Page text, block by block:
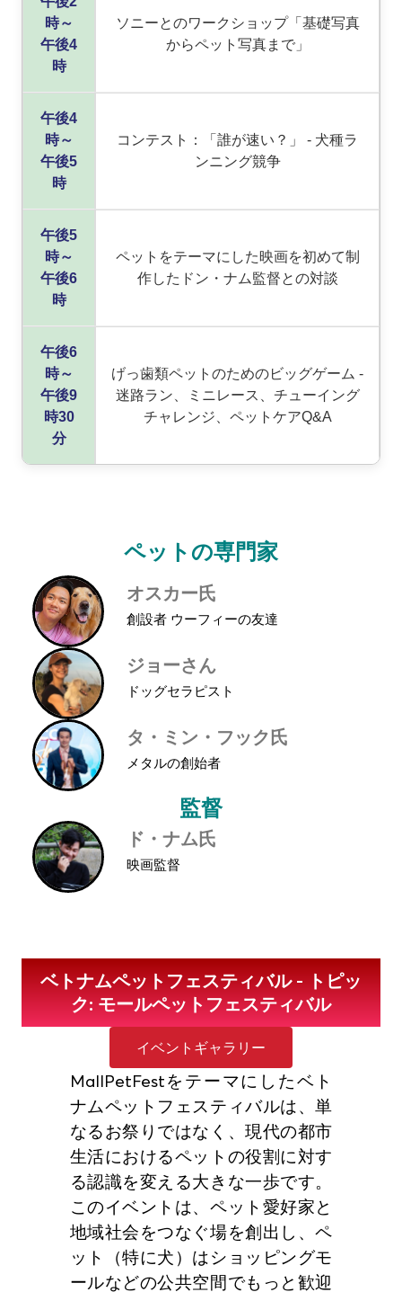
時～
午後4
時
ソニーとのワークショップ「基礎写真
からペット写真まで」
午後4
時～
午後5
時
コンテスト：「誰が速い？」 - 犬種ラ
ンニング競争
午後5
時～
午後6
時
ペットをテーマにした映画を初めて制
作したドン・ナム監督との対談
午後6
時～
午後9
時30
分
げっ歯類ペットのためのビッグゲーム -
迷路ラン、ミニレース、チューイング
チャレンジ、ペットケアQ&A
ペットの専門家
オスカー氏
創設者 ウーフィーの友達
ジョーさん
ドッグセラピスト
タ・ミン・フック氏
メタルの創始者
監督
ド・ナム氏
映画監督
ベトナムペットフェスティバル - トピッ
ク: モールペットフェスティバル
イベントギャラリー
MallPetFestをテーマにしたベト
ナムペットフェスティバルは、単
なるお祭りではなく、現代の都市
生活におけるペットの役割に対す
る認識を変える大きな一歩です。
このイベントは、ペット愛好家と
地域社会をつなぐ場を創出し、ペ
ット（特に犬）はショッピングモ
ールなどの公共空間でもっと歓迎